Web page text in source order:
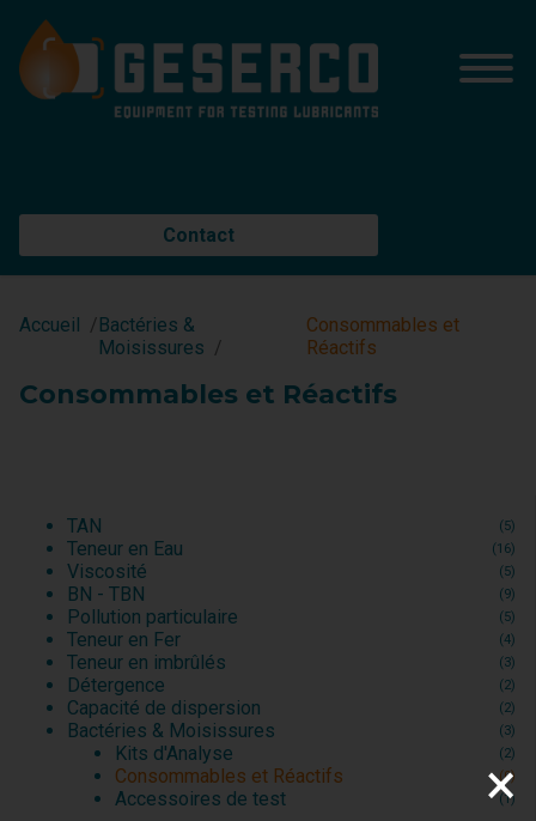
Contact
TAN (5)
Teneur en Eau (16)
Viscosité (5)
BN - TBN (9)
Pollution particulaire (5)
Teneur en Fer (4)
Teneur en imbrûlés (3)
Détergence (2)
Capacité de dispersion (2)
Bactéries & Moisissures (3)
Kits d'Analyse (2)
Consommables et Réactifs (0)
Accessoires de test (1)
Accueil
Bactéries &
Moisissures
Consommables et
Réactifs
Consommables et Réactifs
×